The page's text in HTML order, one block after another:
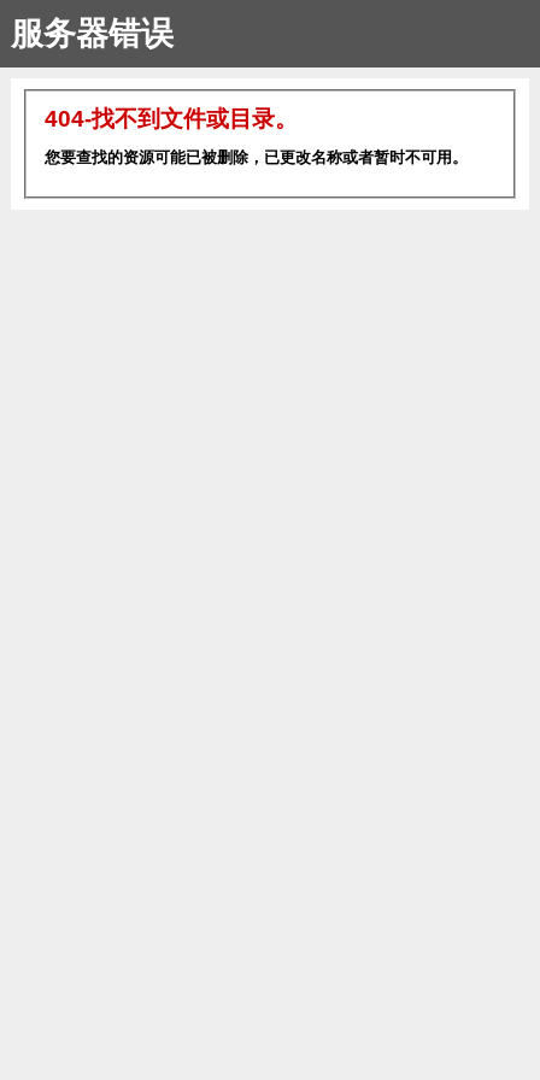
服务器错误
404-找不到文件或目录。
您要查找的资源可能已被删除，已更改名称或者暂时不可用。